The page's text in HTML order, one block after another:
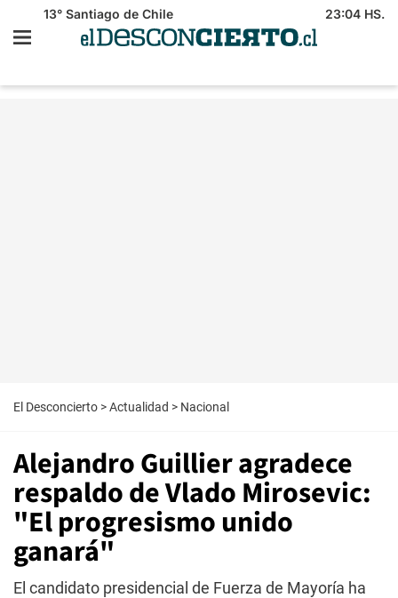
13° Santiago de Chile 23:04 HS.
El Desconcierto >Actualidad > Nacional
Alejandro Guillier agradece
respaldo de Vlado Mirosevic:
"El progresismo unido
ganará"
El candidato presidencial de Fuerza de Mayoría ha